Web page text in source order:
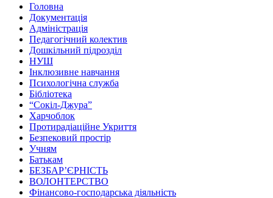
Головна
Документація
Адміністрація
Педагогічний колектив
Дошкільний підрозділ
НУШ
Інклюзивне навчання
Психологічна служба
Бібліотека
“Сокіл-Джура”
Харчоблок
Протирадіаційне Укриття
Безпековий простір
Учням
Батькам
БЕЗБАР’ЄРНІСТЬ
ВОЛОНТЕРСТВО
Фінансово-господарська діяльність